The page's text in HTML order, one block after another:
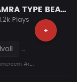
CAPITAL BRA x LEA x SAMRA TYPE BEAT LIEBEN
+
Plays
#rafcamora